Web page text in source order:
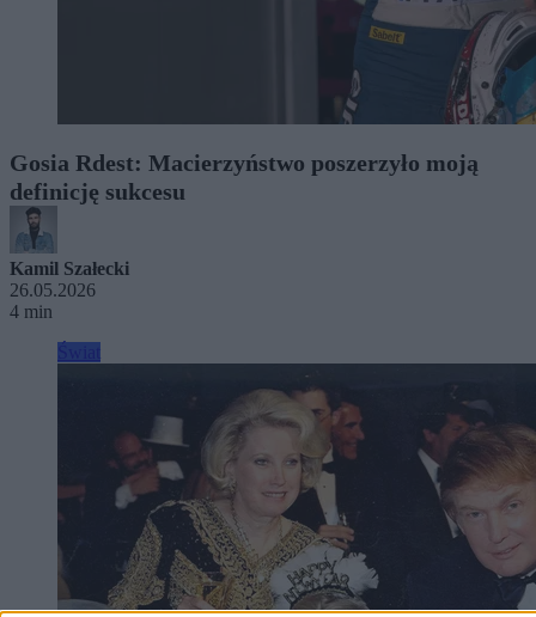
Gosia Rdest: Macierzyństwo poszerzyło moją
definicję sukcesu
Kamil Szałecki
26.05.2026
4 min